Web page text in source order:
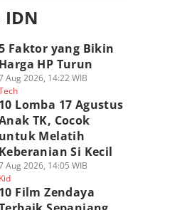
Faktor yang Bikin
Harga HP Turun
Aug 2026, 14:22 WIB
10 Lomba 17 Agustus
TK, Cocok
untuk Melatih
Keberanian Si Kecil
Aug 2026, 14:05 WIB
Kid
10 Film Zendaya